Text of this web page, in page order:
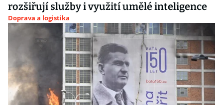
rozšiřují služby i využití umělé inteligence
Doprava a logistika